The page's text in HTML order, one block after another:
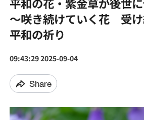
〜咲き続けていく花 受け
平和の祈り
09:43:29 2025-09-04
Share